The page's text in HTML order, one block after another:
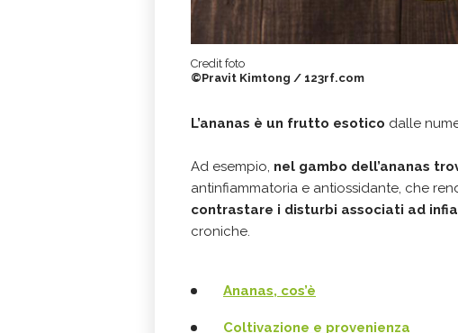
Credit foto
©Pravit Kimtong / 123rf.com
L’ananas è un frutto esotico dalle
Ad esempio, nel gambo dell’ananas
antinfiammatoria e antiossidante, che
contrastare i disturbi associati ad
croniche.
Ananas, cos’è
Coltivazione e provenienza